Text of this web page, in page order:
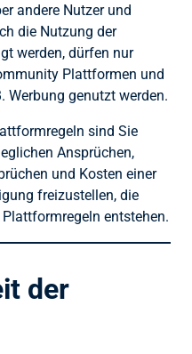
andere Nutzer und
die Nutzung der
werden, dürfen nur
Plattformen und
Werbung genutzt werden.
sind Sie
Ansprüchen,
und Kosten einer
freizustellen, die
entstehen.
der